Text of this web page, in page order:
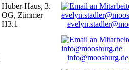
Huber-Haus, 3.
OG, Zimmer
H3.1
info@moosburg.de